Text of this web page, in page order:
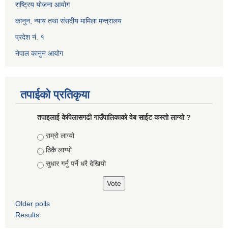
राष्ट्रिय योजना आयोग
कानुन, न्याय तथा संसदीय मामिला मन्त्रालय
प्रदेश नं. १
नेपाल कानुन आयोग
तपाईको प्रतिकृया
तपाइलाई केपिलासगढी गाउँपालिकाको वेब साईट कस्तो लाग्यो ?
Choices
राम्रो लाग्यो
ठिकै लाग्यो
सुधार गर्नु पर्ने धरै देखियाे
Older polls
Results